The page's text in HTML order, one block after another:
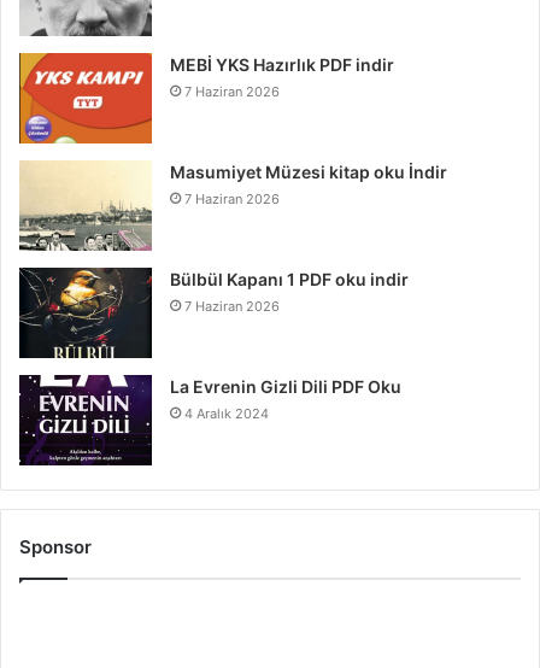
MEBİ YKS Hazırlık PDF indir
7 Haziran 2026
Masumiyet Müzesi kitap oku İndir
7 Haziran 2026
Bülbül Kapanı 1 PDF oku indir
7 Haziran 2026
La Evrenin Gizli Dili PDF Oku
4 Aralık 2024
Sponsor